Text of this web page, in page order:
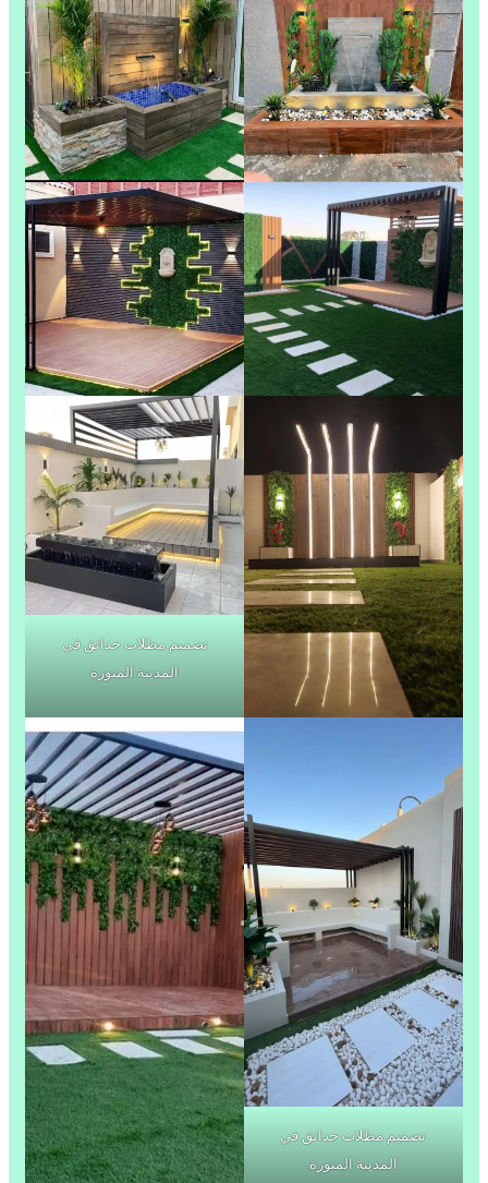
تصميم مظلات حدائق في
المدينة المنورة
تصميم مظلات حدائق في
المدينة المنورة